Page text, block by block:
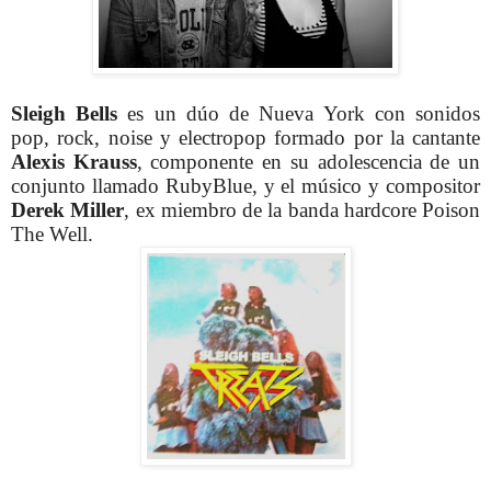
Sleigh Bells es un dúo de Nueva York con sonidos
pop, rock, noise y electropop formado por la cantante
Alexis Krauss, componente en su adolescencia de un
conjunto llamado RubyBlue, y el músico y compositor
Derek Miller, ex miembro de la banda hardcore Poison
The Well.